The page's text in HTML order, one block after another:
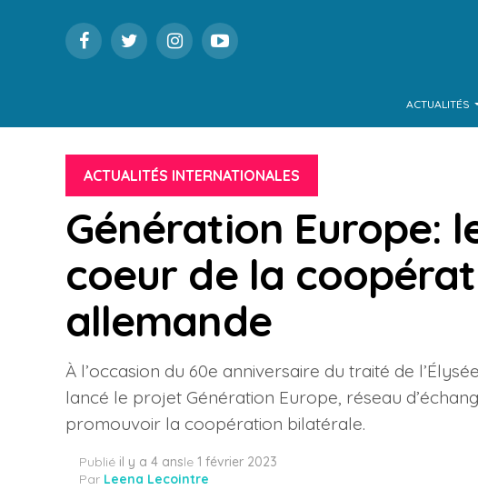
ACTUALITÉS
ACTUALITÉS INTERNATIONALES
Génération Europe:
coeur de la
allemande
À l’occasion du 60e anniversaire du traité de
lancé le projet Génération Europe, réseau
promouvoir la coopération bilatérale.
Publié il y a 4 ansle 1 février 2023
Par Leena Lecointre